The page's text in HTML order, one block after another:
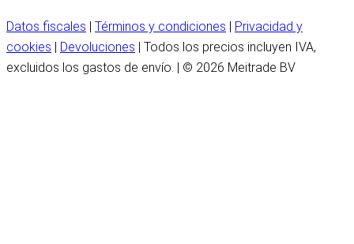
Datos fiscales Términos y condiciones
Privacidad y
cookies
Devoluciones | Todos los precios incluyen IVA,
excluidos los gastos de envío. | © 2026 Meitrade BV